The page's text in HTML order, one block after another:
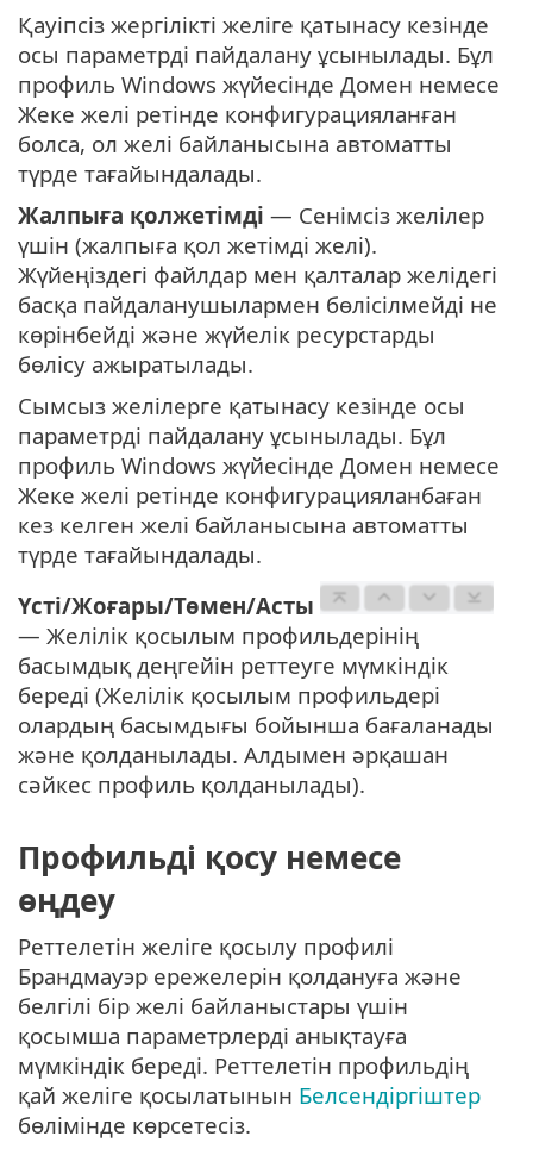
Қауіпсіз жергілікті желіге қатынасу кезінде
осы параметрді пайдалану ұсынылады. Бұл
профиль Windows жүйесінде Домен немесе
Жеке желі ретінде конфигурацияланған
болса, ол желі байланысына автоматты
түрде тағайындалады.
Жалпыға қолжетімді — Сенімсіз желілер
үшін (жалпыға қол жетімді желі).
Жүйеңіздегі файлдар мен қалталар желідегі
басқа пайдаланушылармен бөлісілмейді не
көрінбейді және жүйелік ресурстарды
бөлісу ажыратылады.
Сымсыз желілерге қатынасу кезінде осы
параметрді пайдалану ұсынылады. Бұл
профиль Windows жүйесінде Домен немесе
Жеке желі ретінде конфигурацияланбаған
кез келген желі байланысына автоматты
түрде тағайындалады.
Үсті/Жоғары/Төмен/Асты
— Желілік қосылым профильдерінің
басымдық деңгейін реттеуге мүмкіндік
береді (Желілік қосылым профильдері
олардың басымдығы бойынша бағаланады
және қолданылады. Алдымен әрқашан
сәйкес профиль қолданылады).
Профильді қосу немесе
өңдеу
Реттелетін желіге қосылу профилі
Брандмауэр ережелерін қолдануға және
белгілі бір желі байланыстары үшін
қосымша параметрлерді анықтауға
мүмкіндік береді. Реттелетін профильдің
қай желіге қосылатынын Белсендіргіштер
бөлімінде көрсетесіз.